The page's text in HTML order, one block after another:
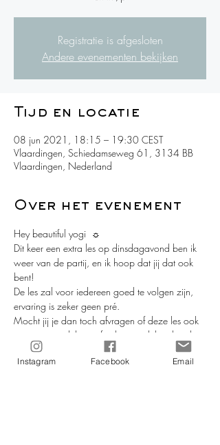
Registratie is afgesloten
Andere evenementen bekijken
Tijd en locatie
08 jun 2021, 18:15 – 19:30 CEST
Vlaardingen, Schiedamseweg 61, 3134 BB
Vlaardingen, Nederland
Over het evenement
Hey beautiful yogi  ☼
Dit keer een extra les op dinsdagavond ben ik
weer van de partij, en ik hoop dat jij dat ook
bent!
De les zal voor iedereen goed te volgen zijn,
ervaring is zeker geen pré.
Mocht jij je dan toch afvragen of deze les ook
voor jou geschikt is, of wil je iets delen, laat het
me weten en stuur me een berichtje of een e-
mail.
Instagram Facebook Email